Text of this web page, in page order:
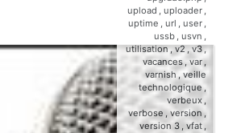
upload , uploader ,
uptime , url , user ,
ussb , usvn ,
utilisation,v2,v3,
vacances , var,
varnish , veille
technologique ,
verbeux ,
verbose ,version,
version 3 ,vfat ,